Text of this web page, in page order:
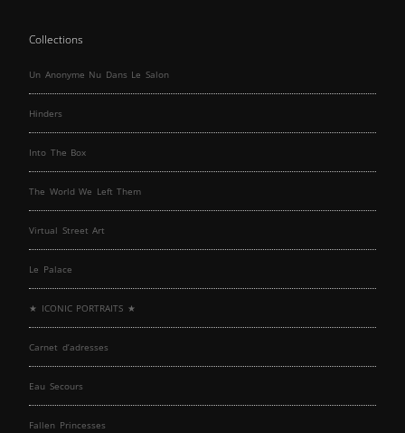
Collections
Un Anonyme Nu Dans Le Salon
Hinders
Into The Box
The World We Left Them
Virtual Street Art
Le Palace
★ ICONIC PORTRAITS ★
Carnet d’adresses
Eau Secours
Fallen Princesses